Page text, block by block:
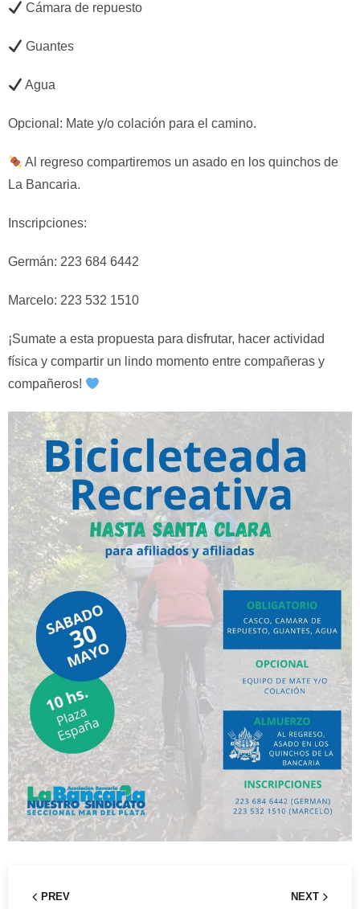
Cámara de repuesto
Guantes
Agua
Opcional: Mate y/o colación para el camino.
Al regreso compartiremos un asado en los quinchos de
La Bancaria.
Inscripciones:
Germán: 223 684 6442
Marcelo: 223 532 1510
¡Sumate a esta propuesta para disfrutar, hacer actividad
física y compartir un lindo momento entre compañeras y
compañeros!
PREV NEXT